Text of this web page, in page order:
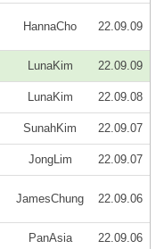
HannaCho 22.09.09
LunaKim 22.09.09
LunaKim 22.09.08
SunahKim 22.09.07
JongLim 22.09.07
JamesChung 22.09.06
PanAsia 22.09.06